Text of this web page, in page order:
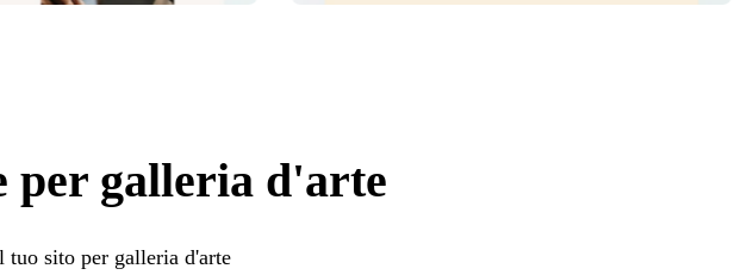
per galleria d'arte
sito per galleria d'arte